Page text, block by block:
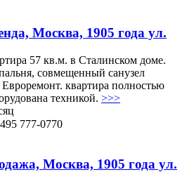
Москва, 1905 года ул.
57 кв.м. в Сталинском доме.
совмещенный санузел
квартира полностью
техникой. >>>
777-0770
Москва, 1905 года ул.